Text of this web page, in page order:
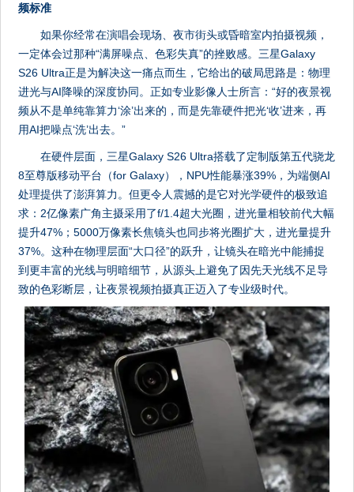
频标准
如果你经常在演唱会现场、夜市街头或昏暗室内拍摄视频，
一定体会过那种“满屏噪点、色彩失真”的挫败感。三星Galaxy
S26 Ultra正是为解决这一痛点而生，它给出的破局思路是：物理
进光与AI降噪的深度协同。正如专业影像人士所言：“好的夜景视
频从不是单纯靠算力‘涂’出来的，而是先靠硬件把光‘收’进来，再
用AI把噪点‘洗’出去。”
在硬件层面，三星Galaxy S26 Ultra搭载了定制版第五代骁龙
8至尊版移动平台（for Galaxy），NPU性能暴涨39%，为端侧AI
处理提供了澎湃算力。但更令人震撼的是它对光学硬件的极致追
求：2亿像素广角主摄采用了f/1.4超大光圈，进光量相较前代大幅
提升47%；5000万像素长焦镜头也同步将光圈扩大，进光量提升
37%。这种在物理层面“大口径”的跃升，让镜头在暗光中能捕捉
到更丰富的光线与明暗细节，从源头上避免了因先天光线不足导
致的色彩断层，让夜景视频拍摄真正迈入了专业级时代。